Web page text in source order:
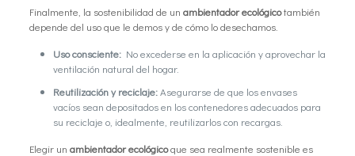
Finalmente, la sostenibilidad de un ambientador ecológicotambién
depende del uso que le demos y de cómo lo desechamos.
Uso consciente:No excederse en la aplicación y aprovechar la
ventilación natural del hogar.
Reutilización y reciclaje:Asegurarse de que los envases
vacíos sean depositados en los contenedores adecuados para
su reciclaje o, idealmente, reutilizarlos con recargas.
Elegir un ambientador ecológicoque sea realmente sostenible es